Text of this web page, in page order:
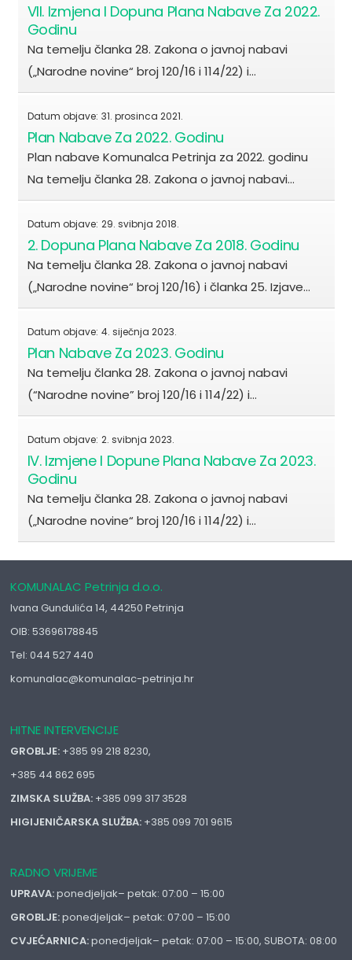
VII. Izmjena I Dopuna Plana Nabave Za 2022.
Godinu
Na temelju članka 28. Zakona o javnoj nabavi
(„Narodne novine“ broj 120/16 i 114/22) i…
Datum objave: 31. prosinca 2021.
Plan Nabave Za 2022. Godinu
Plan nabave Komunalca Petrinja za 2022. godinu
Na temelju članka 28. Zakona o javnoj nabavi…
Datum objave: 29. svibnja 2018.
2. Dopuna Plana Nabave Za 2018. Godinu
Na temelju članka 28. Zakona o javnoj nabavi
(„Narodne novine“ broj 120/16) i članka 25. Izjave…
Datum objave: 4. siječnja 2023.
Plan Nabave Za 2023. Godinu
Na temelju članka 28. Zakona o javnoj nabavi
(“Narodne novine” broj 120/16 i 114/22) i…
Datum objave: 2. svibnja 2023.
IV. Izmjene I Dopune Plana Nabave Za 2023.
Godinu
Na temelju članka 28. Zakona o javnoj nabavi
(„Narodne novine“ broj 120/16 i 114/22) i…
KOMUNALAC Petrinja d.o.o.
Ivana Gundulića 14, 44250 Petrinja
OIB: 53696178845
Tel: 044 527 440
komunalac@komunalac-petrinja.hr
HITNE INTERVENCIJE
GROBLJE: +385 99 218 8230,
+385 44 862 695
ZIMSKA SLUŽBA: +385 099 317 3528
HIGIJENIČARSKA SLUŽBA: +385 099 701 9615
RADNO VRIJEME
UPRAVA:ponedjeljak– petak: 07:00 – 15:00
GROBLJE:ponedjeljak– petak: 07:00 – 15:00
CVJEĆARNICA:ponedjeljak– petak: 07:00 – 15:00, SUBOTA: 08:00